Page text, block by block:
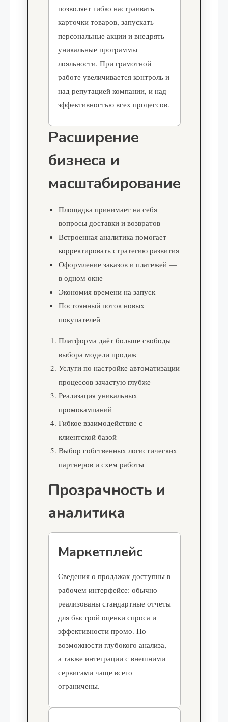
позволяет гибко настраивать
карточки товаров, запускать
персональные акции и внедрять
уникальные программы
лояльности. При грамотной
работе увеличивается контроль и
над репутацией компании, и над
эффективностью всех процессов.
Расширение
бизнеса и
масштабирование
Площадка принимает на себя
вопросы доставки и возвратов
Встроенная аналитика помогает
корректировать стратегию развития
Оформление заказов и платежей —
в одном окне
Экономия времени на запуск
Постоянный поток новых
покупателей
Платформа даёт больше свободы
выбора модели продаж
Услуги по настройке автоматизации
процессов зачастую глубже
Реализация уникальных
промокампаний
Гибкое взаимодействие с
клиентской базой
Выбор собственных логистических
партнеров и схем работы
Прозрачность и
аналитика
Маркетплейс
Сведения о продажах доступны в
рабочем интерфейсе: обычно
реализованы стандартные отчеты
для быстрой оценки спроса и
эффективности промо. Но
возможности глубокого анализа,
а также интеграции с внешними
сервисами чаще всего
ограничены.